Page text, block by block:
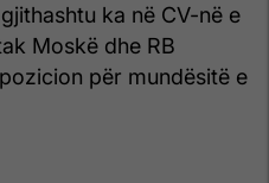
ka në CV-në e
Moskë dhe RB
për mundësitë e